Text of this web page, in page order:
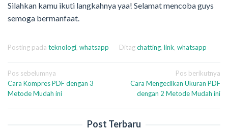
Silahkan kamu ikuti langkahnya yaa! Selamat mencoba guys
semoga bermanfaat.
Posting pada teknologi, whatsapp Ditagchatting, link, whatsapp
Navigasi
pos
Pos sebelumnya
Cara Kompres PDF dengan 3
Metode Mudah ini
Pos berikutnya
Cara Mengecilkan Ukuran PDF
dengan 2 Metode Mudah ini
Post Terbaru